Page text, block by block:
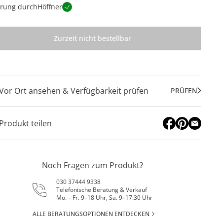
durchHöffner
Zurzeit nicht bestellbar
Ort ansehen & Verfügbarkeit prüfen PRÜFEN
teilen
Noch Fragen zum Produkt?
030 37444 9338
Telefonische Beratung & Verkauf
Mo. – Fr. 9–18 Uhr, Sa. 9–17:30 Uhr
ALLE BERATUNGSOPTIONEN ENTDECKEN